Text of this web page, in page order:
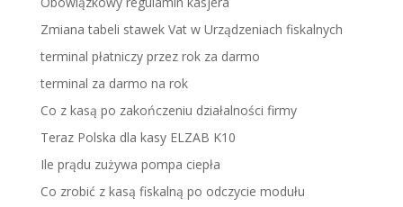
Zmiana tabeli stawek Vat w Urządzeniach fiskalnych
terminal płatniczy przez rok za darmo
terminal za darmo na rok
Co z kasą po zakończeniu działalności firmy
Teraz Polska dla kasy ELZAB K10
Ile prądu zużywa pompa ciepła
Co zrobić z kasą fiskalną po odczycie modułu